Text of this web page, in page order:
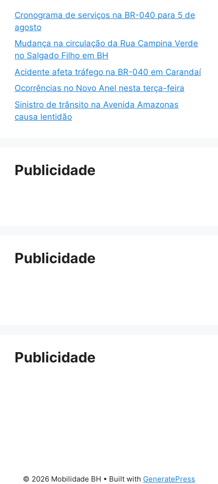
Cronograma de serviços na BR-040 para 5 de
agosto
Mudança na circulação da Rua Campina Verde
no Salgado Filho em BH
Acidente afeta tráfego na BR-040 em Carandaí
Ocorrências no Novo Anel nesta terça-feira
Sinistro de trânsito na Avenida Amazonas
causa lentidão
Publicidade
Publicidade
Publicidade
© 2026 Mobilidade BH • Built with GeneratePress